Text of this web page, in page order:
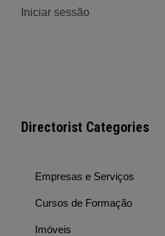
Iniciar sessão
Directorist Categories
Empresas e Serviços
Cursos de Formação
Imóveis